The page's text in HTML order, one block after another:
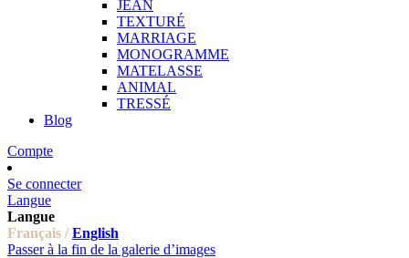
JEAN
TEXTURÉ
MARRIAGE
MONOGRAMME
MATELASSE
ANIMAL
TRESSÉ
Blog
Compte
Se connecter
Langue
Langue
Français / English
Passer à la fin de la galerie d’images